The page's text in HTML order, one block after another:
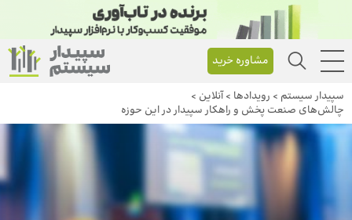
مشاوره خرید
سپیدار سیستم > رویداد‌ها >آنلاین >
چالش‌های صنعت پخش و راهکار سپیدار در این حوزه